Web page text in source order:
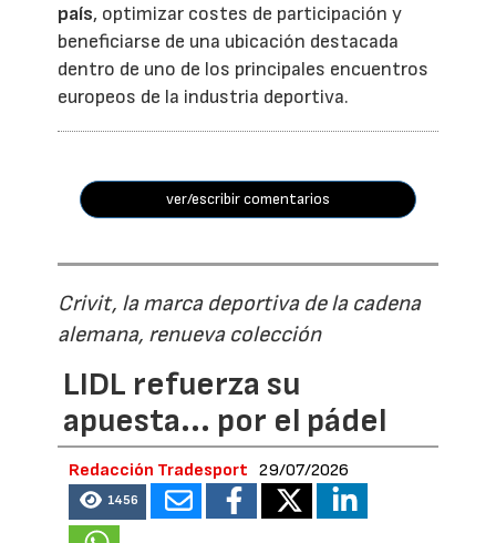
país, optimizar costes de participación y
beneficiarse de una ubicación destacada
dentro de uno de los principales encuentros
europeos de la industria deportiva.
ver/escribir comentarios
Crivit, la marca deportiva de la cadena
alemana, renueva colección
LIDL refuerza su
apuesta... por el pádel
Redacción Tradesport 29/07/2026
1456